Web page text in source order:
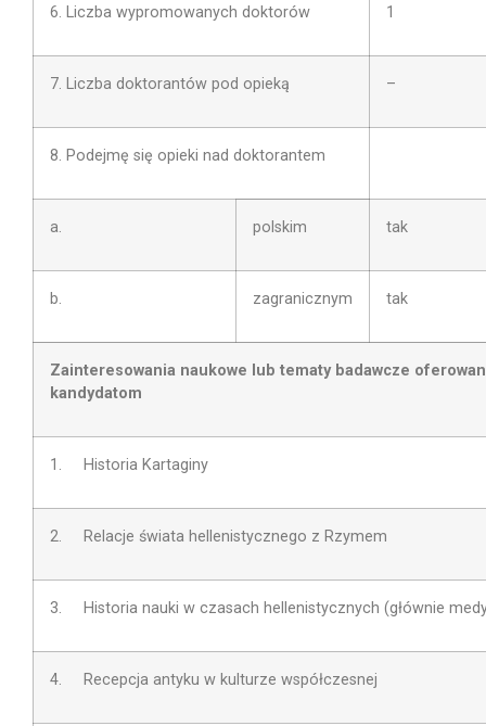
6. Liczba wypromowanych doktorów 1
7. Liczba doktorantów pod opieką –
8. Podejmę się opieki nad doktorantem
a. polskim tak
b. zagranicznym tak
Zainteresowania naukowe lub tematy badawcze
kandydatom
1. Historia Kartaginy
2. Relacje świata hellenistycznego z Rzymem
3. Historia nauki w czasach hellenistycznych (głównie
4. Recepcja antyku w kulturze współczesnej